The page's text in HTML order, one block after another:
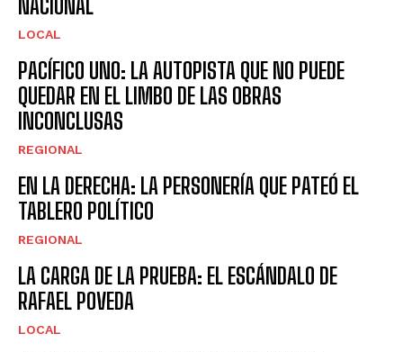
NACIONAL
LOCAL
PACÍFICO UNO: LA AUTOPISTA QUE NO PUEDE
QUEDAR EN EL LIMBO DE LAS OBRAS
INCONCLUSAS
REGIONAL
EN LA DERECHA: LA PERSONERÍA QUE PATEÓ EL
TABLERO POLÍTICO
REGIONAL
LA CARGA DE LA PRUEBA: EL ESCÁNDALO DE
RAFAEL POVEDA
LOCAL